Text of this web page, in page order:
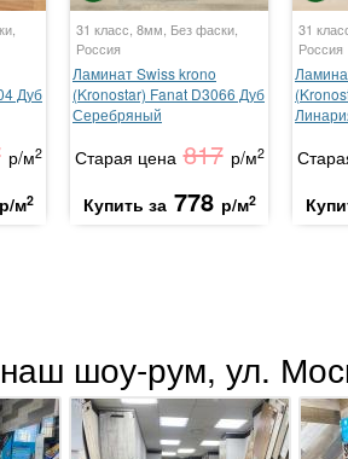
Дуб
р/м2
р/м2
31 класс, 8мм, Без фаски,
Россия
Ламинат Swiss krono
(Kronostar) Fanat D3066 Дуб
Серебряный
Старая цена 817 р/м2
Купить за 778 р/м2
31
Россия
шоу-рум, ул.